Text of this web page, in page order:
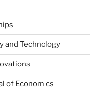
and Technology
of Economics